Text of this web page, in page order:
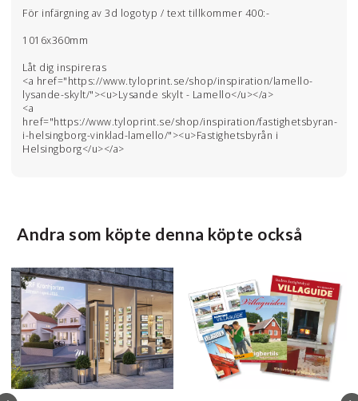
För infärgning av 3d logotyp / text tillkommer 400:-
1016x360mm
Låt dig inspireras
<a href="https://www.tyloprint.se/shop/inspiration/lamello-
lysande-skylt/"><u>Lysande skylt - Lamello</u></a>
<a
href="https://www.tyloprint.se/shop/inspiration/fastighetsbyran-
i-helsingborg-vinklad-lamello/"><u>Fastighetsbyrån i
Helsingborg</u></a>
Andra som köpte denna köpte också